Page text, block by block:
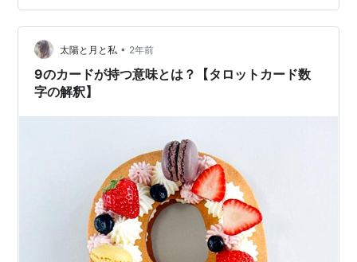
する。広い視野を持ち、奉仕や社会貢献に関心が高い。
🔹 ソウルナンバー → あなたの内なる価値観や本質的な願
望を示す。 💡 トリノスナンバー9の特性をより深く理解
し、ソウルナンバーの…
太陽と月と私 • 2年前
9のカードが持つ意味とは？【タロットカード数
字の解釈】